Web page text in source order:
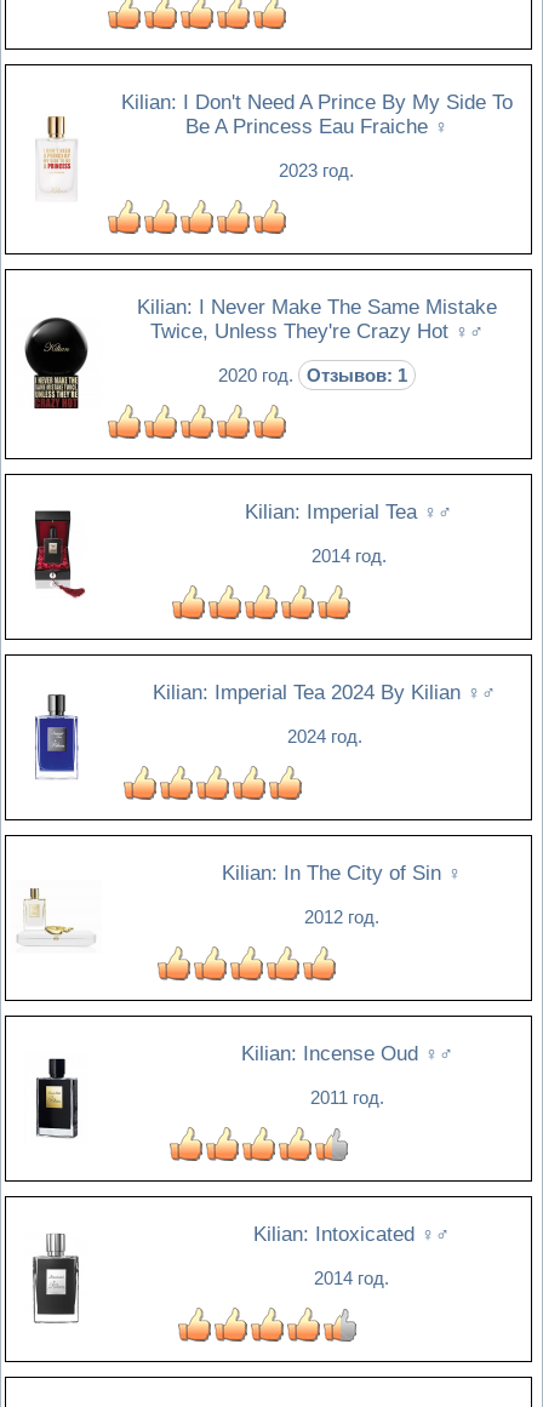
Kilian: I Don't Need A Prince By My Side To
Be A Princess Eau Fraiche ♀
2023 год.
Kilian: I Never Make The Same Mistake
Twice, Unless They're Crazy Hot ♀♂
2020 год. Отзывов: 1
Kilian: Imperial Tea ♀♂
2014 год.
Kilian: Imperial Tea 2024 By Kilian ♀♂
2024 год.
Kilian: In The City of Sin ♀
2012 год.
Kilian: Incense Oud ♀♂
2011 год.
Kilian: Intoxicated ♀♂
2014 год.